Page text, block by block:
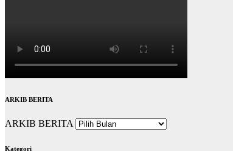
ARKIB BERITA
ARKIB BERITA
Kategori